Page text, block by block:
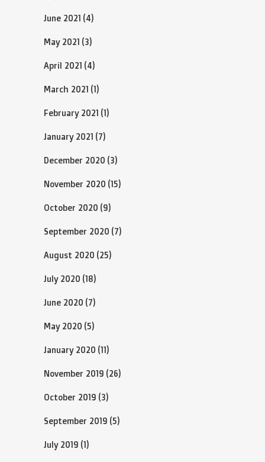
June 2021 (4)
May 2021 (3)
April 2021 (4)
March 2021 (1)
February 2021 (1)
January 2021 (7)
December 2020 (3)
November 2020 (15)
October 2020 (9)
September 2020 (7)
August 2020 (25)
July 2020 (18)
June 2020 (7)
May 2020 (5)
January 2020 (11)
November 2019 (26)
October 2019 (3)
September 2019 (5)
July 2019 (1)